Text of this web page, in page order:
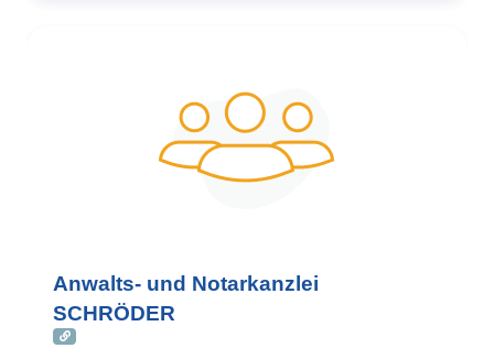
Anwalts- und Notarkanzlei
SCHRÖDER